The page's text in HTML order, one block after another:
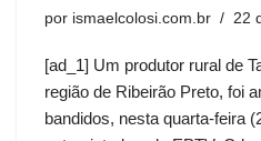
por ismaelcolosi.com.br 22
[ad_1] Um produtor rural de
região de Ribeirão Preto, foi
bandidos, nesta quarta-feira